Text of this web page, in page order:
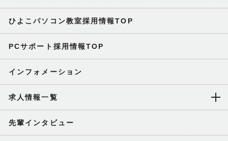
ひよこパソコン教室採用情報TOP
PCサポート採用情報TOP
インフォメーション
求人情報一覧
先輩インタビュー